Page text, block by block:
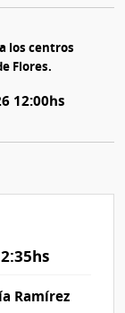
los centros
Flores.
12:00hs
Ramírez